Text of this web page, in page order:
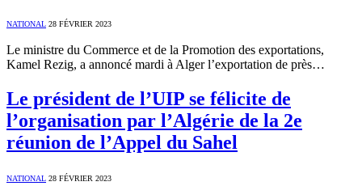
NATIONAL 28 FÉVRIER 2023
Le ministre du Commerce et de la Promotion des exportations,
Kamel Rezig, a annoncé mardi à Alger l’exportation de près…
Le président de l’UIP se félicite de
l’organisation par l’Algérie de la 2e
réunion de l’Appel du Sahel
NATIONAL 28 FÉVRIER 2023